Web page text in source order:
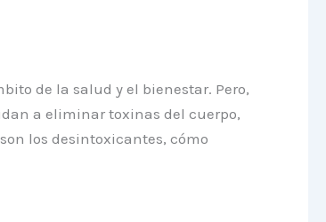
de la salud y el bienestar. Pero,
a eliminar toxinas del cuerpo,
los desintoxicantes, cómo